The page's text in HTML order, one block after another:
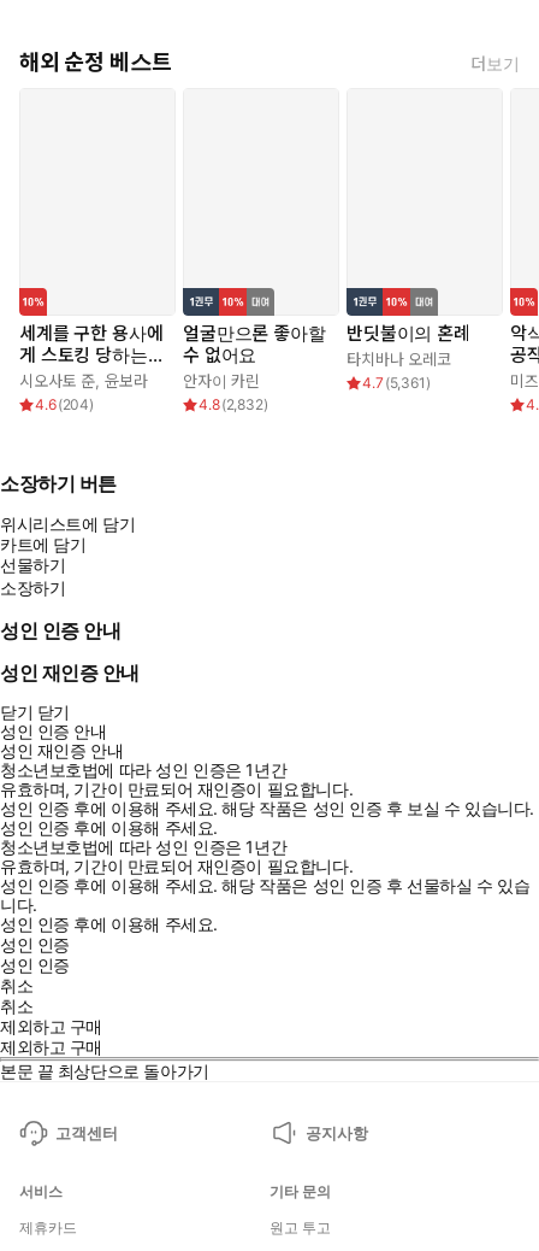
해외 순정 베스트 더보기
세계를 구한 용사에
게 스토킹 당하는
시골 소녀 이야기
시오사토 준 윤보라
4.6(204)
얼굴만으론 좋아할
수 없어요
안자이 카린
4.8(2,832)
반딧불이의 혼례
타치바나 오레코
4.7 (5,361 )
악
공
가
다
미
소장하기 버튼
위시리스트에 담기
카트에 담기
선물하기
소장하기
성인 인증 안내
성인 재인증 안내
닫기 닫기
성인 인증 안내
성인 재인증 안내
청소년보호법에 따라 성인 인증은 1년간
유효하며, 기간이 만료되어 재인증이 필요합니다.
성인 인증 후에 이용해 주세요.해당 작품은 성인 인증 후 보실 수 있습니다.
성인 인증 후에 이용해 주세요.
청소년보호법에 따라 성인 인증은 1년간
유효하며, 기간이 만료되어 재인증이 필요합니다.
성인 인증 후에 이용해 주세요.해당 작품은 성인 인증 후 선물하실 수 있습
니다.
성인 인증 후에 이용해 주세요.
성인 인증
성인 인증
취소
취소
제외하고 구매
제외하고 구매
본문 끝 최상단으로 돌아가기
고객센터 공지사항
서비스
제휴카드
기타 문의
원고 투고